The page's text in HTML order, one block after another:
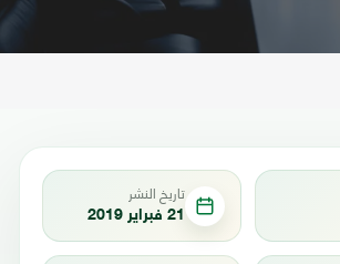
تاريخ النشر
21 فبراير 2019